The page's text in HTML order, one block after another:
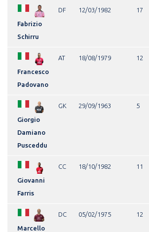
Fabrizio
Schirru
DF 12/03/1982 17
Francesco
Padovano
AT 18/08/1979 12
Giorgio
Damiano
Pusceddu
GK 29/09/1963 5
Giovanni
Farris
CC 18/10/1982 11
Marcello
DC 05/02/1975 12